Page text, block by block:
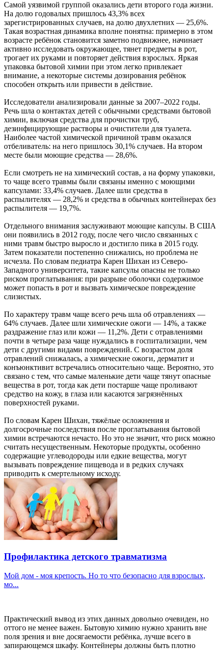
Самой уязвимой группой оказались дети второго года жизни.
На долю годовалых пришлось 43,3% всех
зарегистрированных случаев, на долю двухлетних — 25,6%.
Такая возрастная динамика вполне понятна: примерно в этом
возрасте ребёнок становится заметно подвижнее, начинает
активно исследовать окружающее, тянет предметы в рот,
трогает их руками и повторяет действия взрослых. Яркая
упаковка бытовой химии при этом легко привлекает
внимание, а некоторые системы дозирования ребёнок
способен открыть или привести в действие.
Исследователи анализировали данные за 2007–2022 годы.
Речь шла о контактах детей с обычными средствами бытовой
химии, включая средства для прочистки труб,
дезинфицирующие растворы и очистители для туалета.
Наиболее частой химической причиной травм оказался
отбеливатель: на него пришлось 30,1% случаев. На втором
месте были моющие средства — 28,6%.
Если смотреть не на химический состав, а на форму упаковки,
то чаще всего травмы были связаны именно с моющими
капсулами: 33,4% случаев. Далее шли средства в
распылителях — 28,2% и средства в обычных контейнерах без
распылителя — 19,7%.
Отдельного внимания заслуживают моющие капсулы. В США
они появились в 2012 году, после чего число связанных с
ними травм быстро выросло и достигло пика в 2015 году.
Затем показатели постепенно снижались, но проблема не
исчезла. По словам педиатра Карен Шихан из Северо-
Западного университета, такие капсулы опасны не только
риском проглатывания: при разрыве оболочки содержимое
может попасть в рот и вызвать химическое повреждение
слизистых.
По характеру травм чаще всего речь шла об отравлениях —
64% случаев. Далее шли химические ожоги — 14%, а также
раздражение глаз или кожи — 11,2%. Дети с отравлениями
почти в четыре раза чаще нуждались в госпитализации, чем
дети с другими видами повреждений. С возрастом доля
отравлений снижалась, а химические ожоги, дерматит и
конъюнктивит встречались относительно чаще. Вероятно, это
связано с тем, что самые маленькие дети чаще тянут опасные
вещества в рот, тогда как дети постарше чаще проливают
средство на кожу, в глаза или касаются загрязнённых
поверхностей руками.
По словам Карен Шихан, тяжёлые осложнения и
долгосрочные последствия после проглатывания бытовой
химии встречаются нечасто. Но это не значит, что риск можно
считать несущественным. Некоторые продукты, особенно
содержащие углеводороды или едкие вещества, могут
вызывать повреждение пищевода и в редких случаях
приводить к смертельному исходу.
Профилактика детского травматизма
Мой дом - моя крепость. Но то что безопасно для взрослых,
мо...
Практический вывод из этих данных довольно очевиден, но
оттого не менее важен. Бытовую химию нужно хранить вне
поля зрения и вне досягаемости ребёнка, лучше всего в
запирающемся шкафу. Контейнеры должны быть плотно